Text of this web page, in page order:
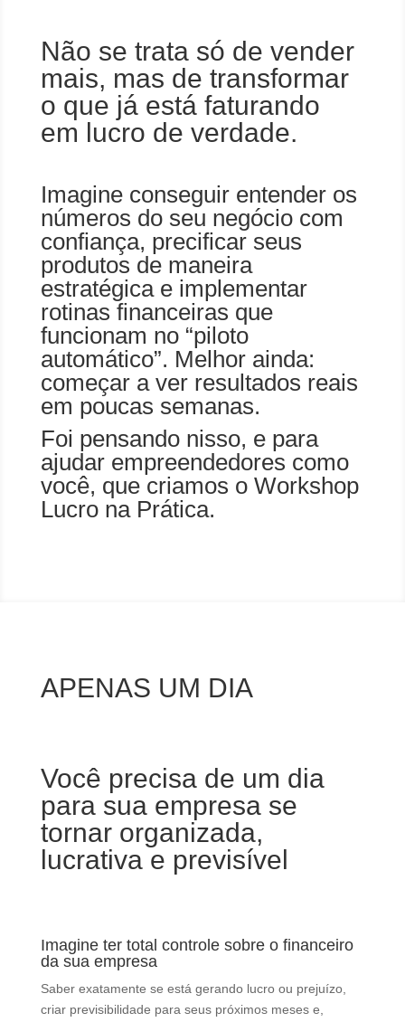
Não se trata só de vender
mais, mas de transformar
o que já está faturando
em lucro de verdade.
Imagine conseguir entender os
números do seu negócio com
confiança, precificar seus
produtos de maneira
estratégica e implementar
rotinas financeiras que
funcionam no “piloto
automático”. Melhor ainda:
começar a ver resultados reais
em poucas semanas.
Foi pensando nisso, e para
ajudar empreendedores como
você, que criamos o Workshop
Lucro na Prática.
APENAS UM DIA
Você precisa de um dia
para sua empresa se
tornar organizada,
lucrativa e previsível
Imagine ter total controle sobre o financeiro
da sua empresa
Saber exatamente se está gerando lucro ou prejuízo,
criar previsibilidade para seus próximos meses e,